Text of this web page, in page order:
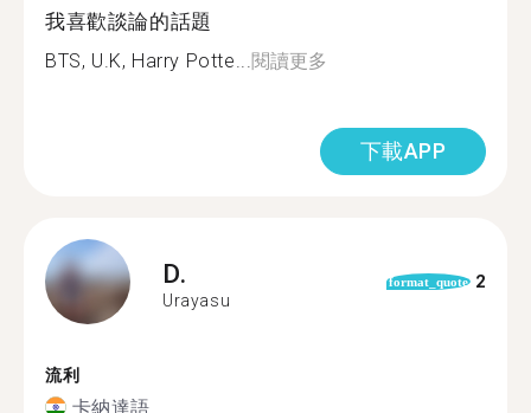
我喜歡談論的話題
BTS, U.K, Harry Potte...閱讀更多
下載APP
D.
Urayasu
format_quote 2
流利
卡納達語